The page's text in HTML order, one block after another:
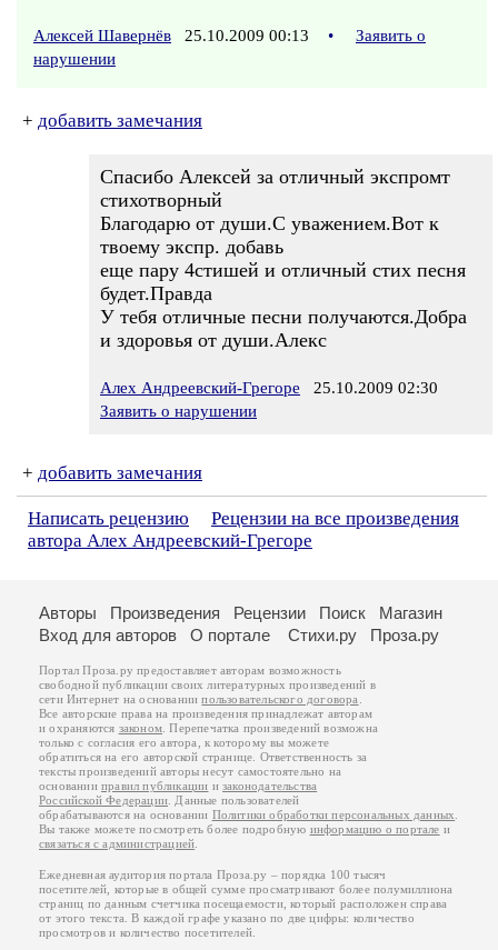
Алексей Шавернёв 25.10.2009 00:13 •
Заявить о
нарушении
+ добавить замечания
Спасибо Алексей за отличный экспромт
стихотворный
Благодарю от души.С уважением.Вот к
твоему экспр. добавь
еще пару 4стишей и отличный стих песня
будет.Правда
У тебя отличные песни получаются.Добра
и здоровья от души.Алекс
Алех Андреевский-Грегоре 25.10.2009 02:30
Заявить о нарушении
+ добавить замечания
Написать рецензию
Рецензии на все произведения
автора Алех Андреевский-Грегоре
Авторы Произведения Рецензии Поиск
Магазин
Вход для авторов
О портале Стихи.ру Проза.ру
Портал Проза.ру предоставляет авторам возможность
свободной публикации своих литературных произведений в
сети Интернет на основаниипользовательского договора
Все авторские права на произведения принадлежат авторам
и охраняются законом . Перепечатка произведений возможна
только с согласия его автора, к которому вы можете
обратиться на его авторской странице. Ответственность за
тексты произведений авторы несут самостоятельно на
основанииправил публикации изаконодательства
Российской Федерации . Данные пользователей
обрабатываются на основании Политики обработки персональных данных
Вы также можете посмотреть более подробную информацию о портале и
связаться с администрацией
Ежедневная аудитория портала Проза.ру – порядка 100 тысяч
посетителей, которые в общей сумме просматривают более полумиллиона
страниц по данным счетчика посещаемости, который расположен справа
от этого текста. В каждой графе указано по две цифры: количество
просмотров и количество посетителей.